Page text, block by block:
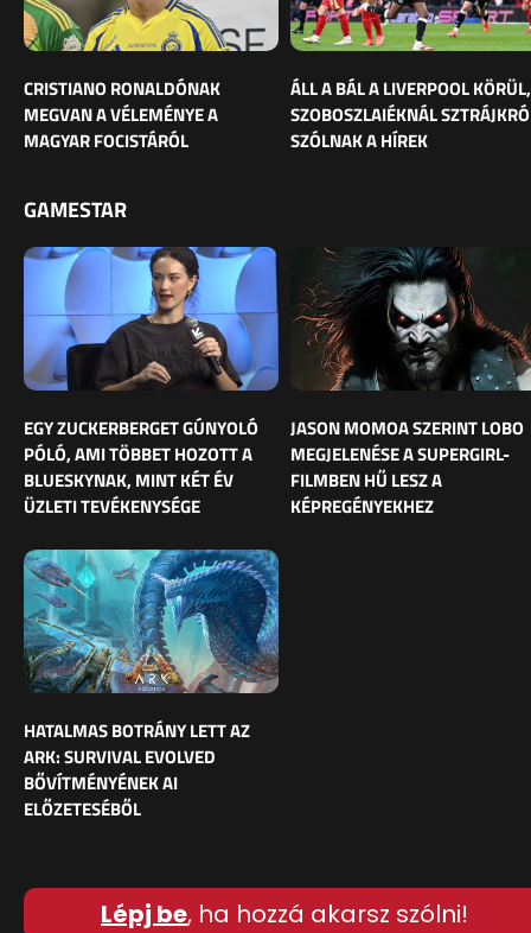
CRISTIANO RONALDÓNAK
MEGVAN A VÉLEMÉNYE A
MAGYAR FOCISTÁRÓL
ÁLL A BÁL A LIVERPOOL KÖRÜL,
SZOBOSZLAIÉKNÁL
SZÓLNAK A HÍREK
GAMESTAR
EGY ZUCKERBERGET GÚNYOLÓ
PÓLÓ, AMI TÖBBET HOZOTT A
BLUESKYNAK, MINT KÉT ÉV
ÜZLETI TEVÉKENYSÉGE
JASON MOMOA SZERINT LOBO
MEGJELENÉSE A SUPERGIRL-
FILMBEN HŰ LESZ A
KÉPREGÉNYEKHEZ
HATALMAS BOTRÁNY LETT AZ
ARK: SURVIVAL EVOLVED
BŐVÍTMÉNYÉNEK AI
ELŐZETESÉBŐL
Lépj be, ha hozzá akarsz szólni!